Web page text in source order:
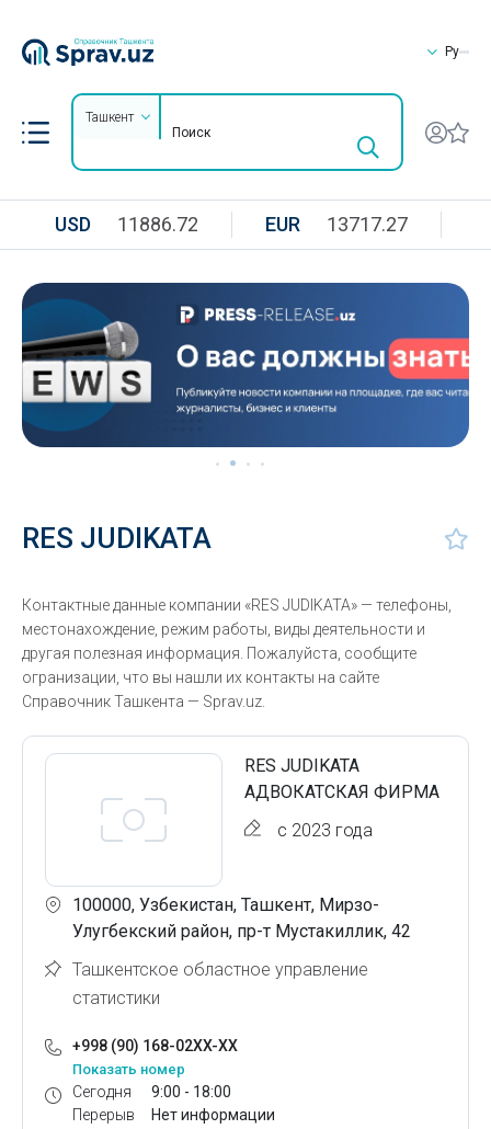
Ру
Ташкент
USD 11886.72 EUR 13717.27
RES JUDIKATA
Контактные данные компании «RES JUDIKATA» — телефоны,
местонахождение, режим работы, виды деятельности и
другая полезная информация. Пожалуйста, сообщите
огранизации, что вы нашли их контакты на сайте
Справочник Ташкента — Sprav.uz.
RES JUDIKATA
АДВОКАТСКАЯ ФИРМА
с 2023 года
100000, Узбекистан, Ташкент, Мирзо-
Улугбекский район, пр-т Мустакиллик, 42
Ташкентское областное управление
статистики
+998 (90) 168-02XX-XX
Показать номер
Сегодня
Перерыв
9:00 - 18:00
Нет информации